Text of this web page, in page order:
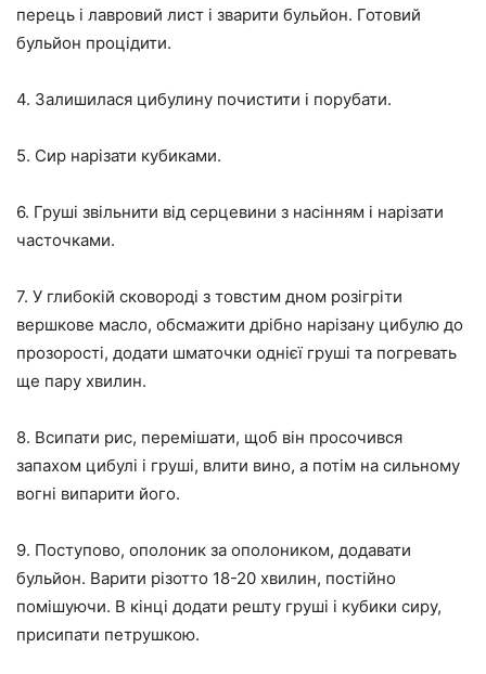
перець і лавровий лист і зварити бульйон. Готовий
бульйон процідити.
4. Залишилася цибулину почистити і порубати.
5. Сир нарізати кубиками.
6. Груші звільнити від серцевини з насінням і нарізати
часточками.
7. У глибокій сковороді з товстим дном розігріти
вершкове масло, обсмажити дрібно нарізану цибулю до
прозорості, додати шматочки однієї груші та погревать
ще пару хвилин.
8. Всипати рис, перемішати, щоб він просочився
запахом цибулі і груші, влити вино, а потім на сильному
вогні випарити його.
9. Поступово, ополоник за ополоником, додавати
бульйон. Варити різотто 18-20 хвилин, постійно
помішуючи. В кінці додати решту груші і кубики сиру,
присипати петрушкою.